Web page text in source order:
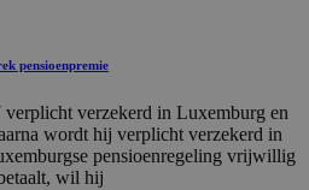
pensioenpremie
verzekerd in Luxemburg en
wordt hij verplicht verzekerd in
pensioenregeling vrijwillig
wil hij